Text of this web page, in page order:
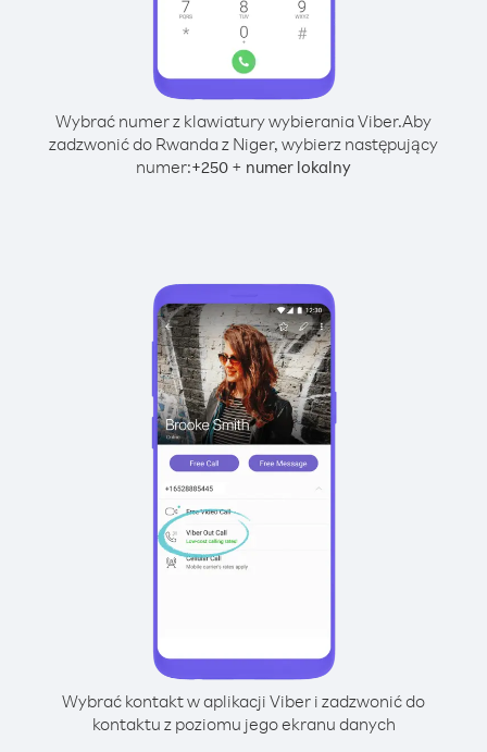
Wybrać numer z klawiatury wybierania Viber.Aby
zadzwonić do Rwanda z Niger, wybierz następujący
numer:+250 + numer lokalny
Wybrać kontakt w aplikacji Viber i zadzwonić do
kontaktu z poziomu jego ekranu danych